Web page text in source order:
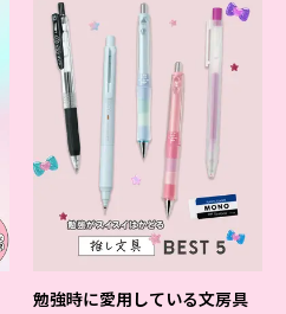
勉強時に愛用している文房具